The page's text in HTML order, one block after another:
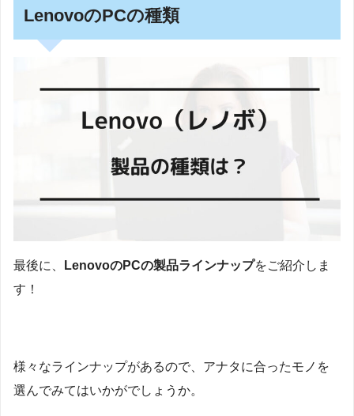
LenovoのPCの種類
最後に、 LenovoのPCの製品ラインナップをご紹介しま
す！
様々なラインナップがあるので、アナタに合ったモノを
選んでみてはいかがでしょうか。